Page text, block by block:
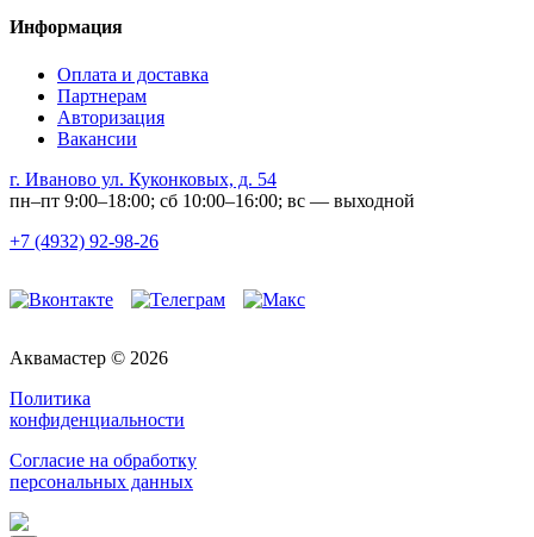
Информация
Оплата и доставка
Партнерам
Авторизация
Вакансии
г. Иваново ул. Куконковых, д. 54
пн–пт 9:00–18:00; сб 10:00–16:00; вс — выходной
+7 (4932) 92-98-26
Аквамастер © 2026
Политика
конфиденциальности
Согласие на обработку
персональных данных